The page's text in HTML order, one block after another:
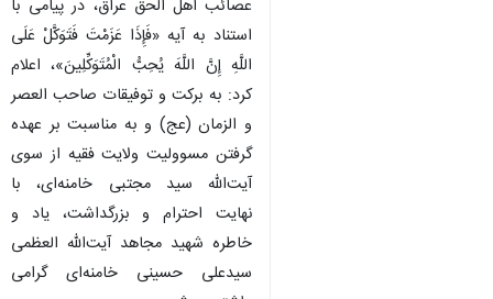
عصائب اهل الحق عراق، در پیامی با
استناد به آیه «فَإِذَا عَزَمْتَ فَتَوَکَّلْ عَلَی
اللَّهِ إِنَّ اللَّهَ یُحِبُّ الْمُتَوَکِّلِینَ»، اعلام
کرد: به برکت و توفیقات صاحب العصر
و الزمان (عج) و به مناسبت بر عهده
گرفتن مسوولیت ولایت فقیه از سوی
آیت‌الله سید مجتبی خامنه‌ای، با
نهایت احترام و بزرگداشت، یاد و
خاطره شهید مجاهد آیت‌الله العظمی
سیدعلی حسینی خامنه‌ای گرامی